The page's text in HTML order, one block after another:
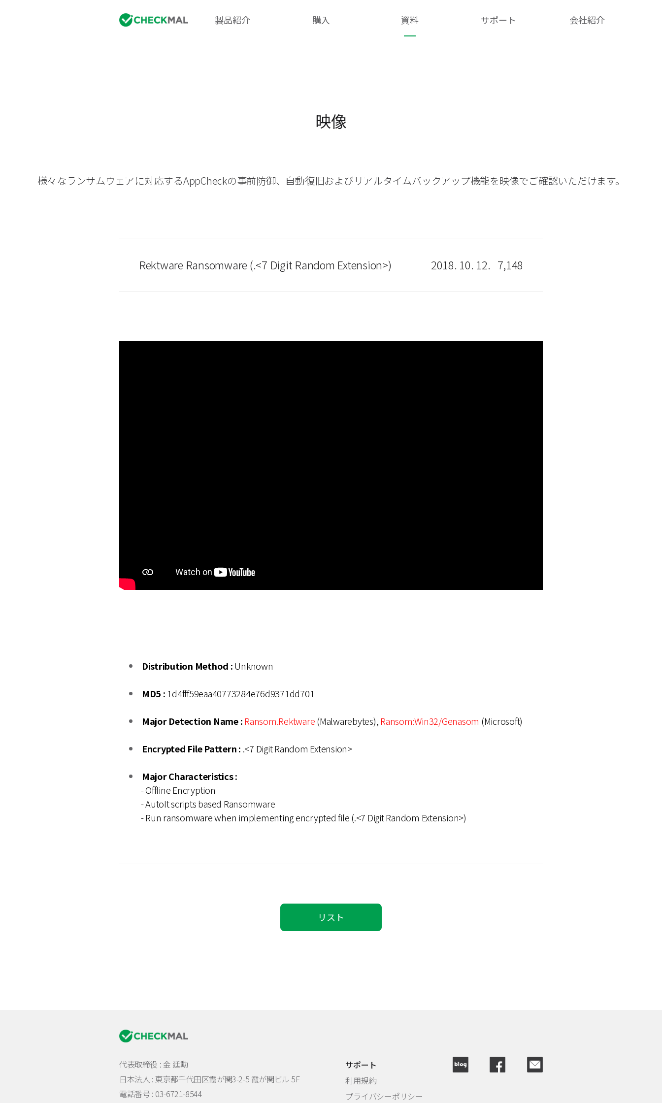
製品紹介 購入 資料 サポート 会社紹介​
映像
様々なランサムウェアに対応するAppCheckの事前防御、自動復旧およびリアルタイムバックアップ機能を映像でご確認いただけます。
Rektware Ransomware (.<7 Digit Random Extension>) 2018. 10. 12. 7,148
Distribution Method :Unknown
MD5 : 1d4fff59eaa40773284e76d9371dd701
Major Detection Name :Ransom.Rektware(Malwarebytes),Ransom:Win32/Genasom (Microsoft)
Encrypted File Pattern : .<7 Digit Random Extension>
Major Characteristics :
- Offline Encryption
- AutoIt scripts based Ransomware
- Run ransomware when implementing encrypted file (.<7 Digit Random Extension>)
リスト
代表取締役 : 金 廷勳
日本法人 :東京都千代田区霞が関3-2-5 霞が関ビル 5F
電話番号 : 03-6721-8544
サポート
利用規約
プライバシーポリシー